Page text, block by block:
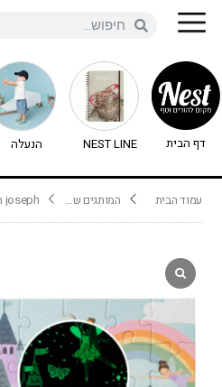
דף הבית NEST LINE הנעלה
עמוד הבית המותגים שלנו